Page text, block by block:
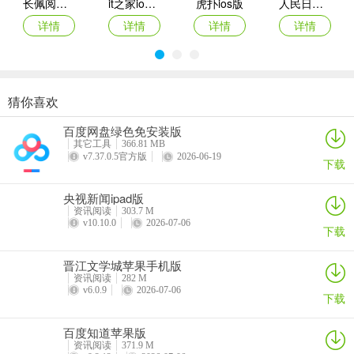
闻。聚合超多家内容站点，热点资讯一手掌握，让优质的内容带你
飞！
超多明星入驻今日头条开通发布账号，更新消息动态。你可以直接关
注评论点赞，不错过 TA 发布的每条资讯，与你心中的明星大V拉近距
离，互动升级！
【个性化推荐】
5 秒算出你的兴趣，定制你的专属资讯，只推荐你感兴趣的内容。你
的每一次顶踩、收藏、转发都形成个性化用户数据，被头条记录学
习。每日 1000 多位工程师精心优化算法，只为每一次推荐都合你
【海量内容源】
量！更有超过 44万家头条号每日为你创作新鲜精彩内容，不远游，知
长佩阅读苹果版
详情
it之家ios版
详情
虎扑ios版
详情
人民日报ios版
详情
七猫小说苹果手机版
详情
无讼苹果版
详情
咪咕阅读苹果手机版
深圳书城app
猜你喜欢
百度网盘绿色免安装版
其它工具
366.81 MB
v7.37.0.5官方版
2026-06-19 下载
央视新闻ipad版
资讯阅读
303.7 M
v10.10.0
2026-07-06 下载
晋江文学城苹果手机版
资讯阅读
282 M
v6.0.9
2026-07-06 下载
百度知道苹果版
资讯阅读
371.9 M